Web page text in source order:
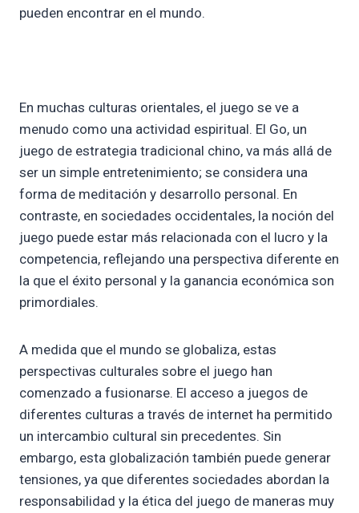
pueden encontrar en el mundo.
En muchas culturas orientales, el juego se ve a
menudo como una actividad espiritual. El Go, un
juego de estrategia tradicional chino, va más allá de
ser un simple entretenimiento; se considera una
forma de meditación y desarrollo personal. En
contraste, en sociedades occidentales, la noción del
juego puede estar más relacionada con el lucro y la
competencia, reflejando una perspectiva diferente en
la que el éxito personal y la ganancia económica son
primordiales.
A medida que el mundo se globaliza, estas
perspectivas culturales sobre el juego han
comenzado a fusionarse. El acceso a juegos de
diferentes culturas a través de internet ha permitido
un intercambio cultural sin precedentes. Sin
embargo, esta globalización también puede generar
tensiones, ya que diferentes sociedades abordan la
responsabilidad y la ética del juego de maneras muy